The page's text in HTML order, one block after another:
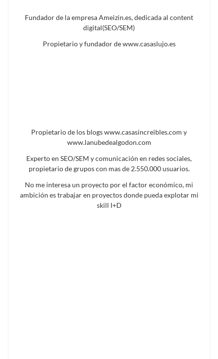
Fundador de la empresa Ameizin.es, dedicada al content
digital(SEO/SEM)
Propietario y fundador de www.casaslujo.es
Propietario de los blogs www.casasincreibles.com y
www.lanubedealgodon.com
Experto en SEO/SEM y comunicación en redes sociales,
propietario de grupos con mas de 2.550.000 usuarios.
No me interesa un proyecto por el factor económico, mi
ambición es trabajar en proyectos donde pueda explotar mi
skill I+D